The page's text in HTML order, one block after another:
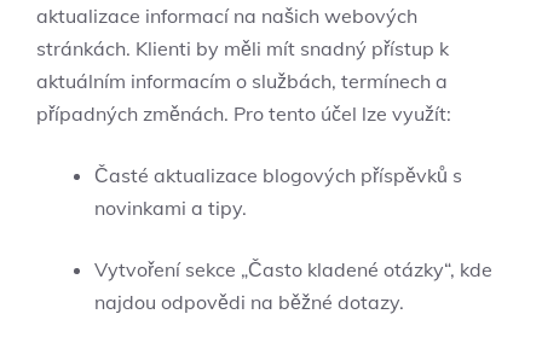
aktualizace informací na našich webových
stránkách. Klienti by měli mít snadný přístup k
aktuálním informacím o službách, termínech a
případných změnách. Pro tento účel lze využít:
Časté aktualizace blogových příspěvků s
novinkami a tipy.
Vytvoření sekce „Často kladené otázky“, kde
najdou odpovědi na běžné dotazy.